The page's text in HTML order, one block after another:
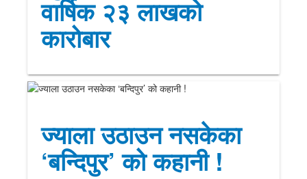
वार्षिक २३ लाखको
कारोबार
ज्याला उठाउन नसकेका
‘बन्दिपुर’ को कहानी !